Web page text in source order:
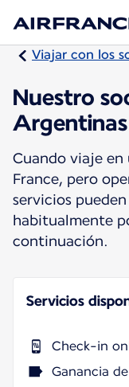
Viajar con los
Nuestro
Argentinas
Cuando viaje
France, pero
servicios
habitualmente
continuación.
Servicios
Check-in
Ganancia